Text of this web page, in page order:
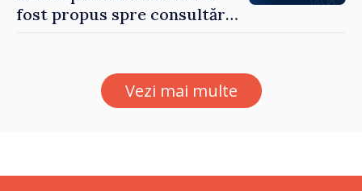
fost propus spre consultări
Vezi mai multe